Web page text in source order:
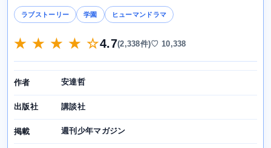
ラブストーリー 学園 ヒューマンドラマ
★ ★ ★ ★ ☆4.7(2,338件)♡ 10,338
作者 安達哲
出版社 講談社
掲載 週刊少年マガジン